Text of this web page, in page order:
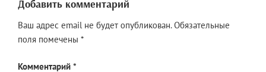
Добавить комментарий
Ваш адрес email не будет опубликован. Обязательные
поля помечены *
Комментарий *